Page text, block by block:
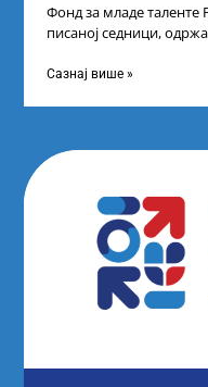
Фонд за младе таленте
писаној седници,
Сазнај више »